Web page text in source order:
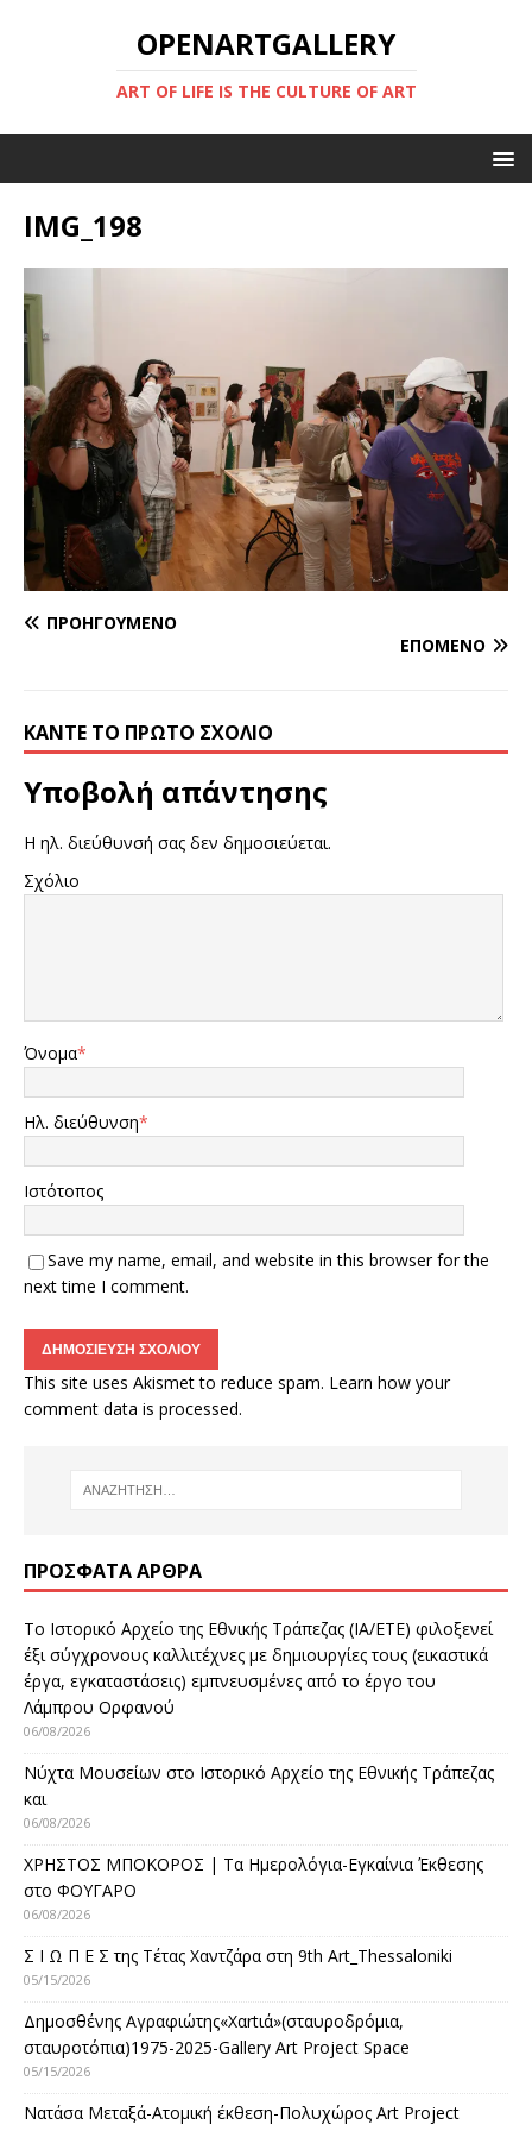
OPENARTGALLERY
ART OF LIFE IS THE CULTURE OF ART
IMG_198
ΠΡΟΗΓΟΎΜΕΝΟ
ΕΠΌΜΕΝΟ
ΚΆΝΤΕ ΤΟ ΠΡΏΤΟ ΣΧΌΛΙΟ
Υποβολή απάντησης
Η ηλ. διεύθυνσή σας δεν δημοσιεύεται.
Σχόλιο
Όνομα*
Ηλ. διεύθυνση*
Ιστότοπος
Save my name, email, and website in this browser for the
next time I comment.
This site uses Akismet to reduce spam. Learn how your
comment data is processed.
ΠΡΌΣΦΑΤΑ ΆΡΘΡΑ
Το Ιστορικό Αρχείο της Εθνικής Τράπεζας (ΙΑ/ΕΤΕ) φιλοξενεί
έξι σύγχρονους καλλιτέχνες με δημιουργίες τους (εικαστικά
έργα, εγκαταστάσεις) εμπνευσμένες από το έργο του
Λάμπρου Ορφανού
06/08/2026
Νύχτα Μουσείων στο Ιστορικό Αρχείο της Εθνικής Τράπεζας
και
06/08/2026
ΧΡΗΣΤΟΣ ΜΠΟΚΟΡΟΣ | Τα Ημερολόγια-Εγκαίνια Έκθεσης
στο ΦΟΥΓΑΡΟ
06/08/2026
Σ Ι Ω Π Ε Σ της Τέτας Χαντζάρα στη 9th Art_Thessaloniki
05/15/2026
Δημοσθένης Αγραφιώτης«Xαrtιά»(σταυροδρόμια,
σταυροτόπια)1975-2025-Gallery Art Project Space
05/15/2026
Νατάσα Μεταξά-Ατομική έκθεση-Πολυχώρος Art Project